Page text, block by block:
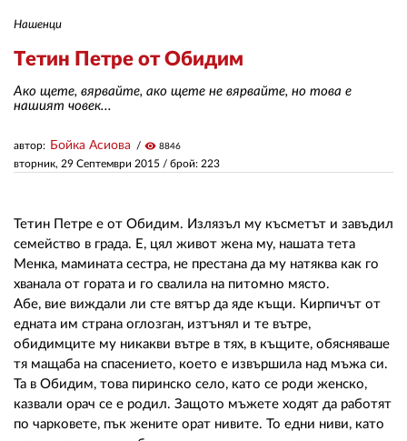
Нашенци
Тетин Петре от Обидим
Ако щете, вярвайте, ако щете не вярвайте, но това е
нашият човек...
вторник, 29 Септември 2015 / брой: 223
автор: Бойка Асиова visibility 8846
Тетин Петре е от Обидим. Излязъл му късметът и завъдил
семейство в града. Е, цял живот жена му, нашата тета
Менка, мамината сестра, не престана да му натяква как го
хванала от гората и го свалила на питомно място.
Абе, вие виждали ли сте вятър да яде къщи. Кирпичът от
едната им страна оглозган, изтънял и те вътре,
обидимците му никакви вътре в тях, в къщите, обясняваше
тя мащаба на спасението, което е извършила над мъжа си.
Та в Обидим, това пиринско село, като се роди женско,
казвали орач се е родил. Защото мъжете ходят да работят
по чарковете, пък жените орат нивите. То едни ниви, като
АВТОРИ
РЕДАКЦИЯ
РЕКЛАМА
АБОНАМЕНТ
УСЛОВИЯ ЗА ПОЛЗВАНЕ
ПОЛИТИКА ЗА БИСКВИТКИТЕ
ПОЛИТИКАТА ЗА
ПОВЕРИТЕЛНОСТ